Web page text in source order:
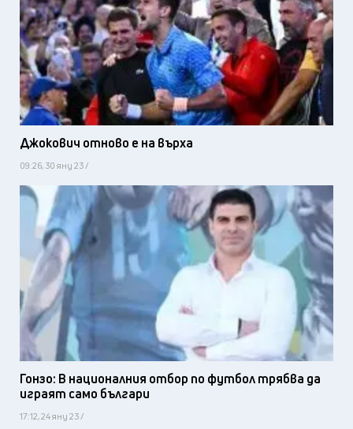
Джокович отново е на върха
09:26, 30 яну 23 /
Гонзо: В националния отбор по футбол трябва да
играят само българи
17:12, 24 яну 23 /